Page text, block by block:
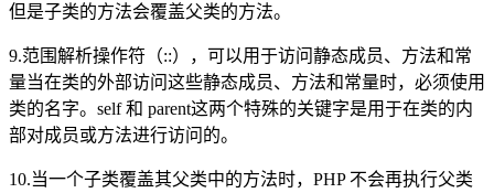
但是子类的方法会覆盖父类的方法。
9.范围解析操作符（::），可以用于访问静态成员、方法和常
量当在类的外部访问这些静态成员、方法和常量时，必须使用
类的名字。self 和 parent这两个特殊的关键字是用于在类的内
部对成员或方法进行访问的。
10.当一个子类覆盖其父类中的方法时，PHP 不会再执行父类